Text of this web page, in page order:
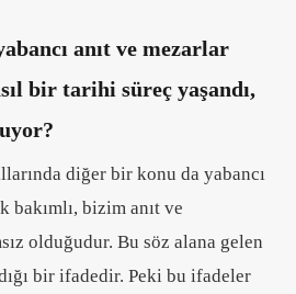
anıt ve mezarlar
bir tarihi süreç yaşandı,
diğer bir konu da yabancı
bakımlı, bizim anıt ve
olduğudur. Bu söz alana gelen
bir ifadedir. Peki bu ifadeler